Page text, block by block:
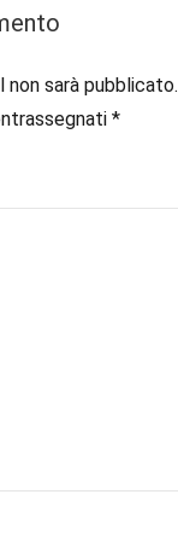
non sarà pubblicato.
*